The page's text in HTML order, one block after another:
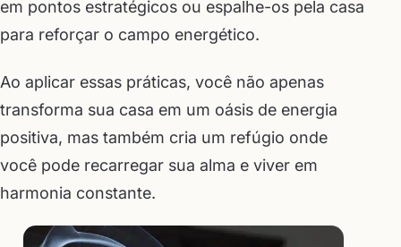
em pontos estratégicos ou espalhe-os pela casa
para reforçar o campo energético.
Ao aplicar essas práticas, você não apenas
transforma sua casa em um oásis de energia
positiva, mas também cria um refúgio onde
você pode recarregar sua alma e viver em
harmonia constante.